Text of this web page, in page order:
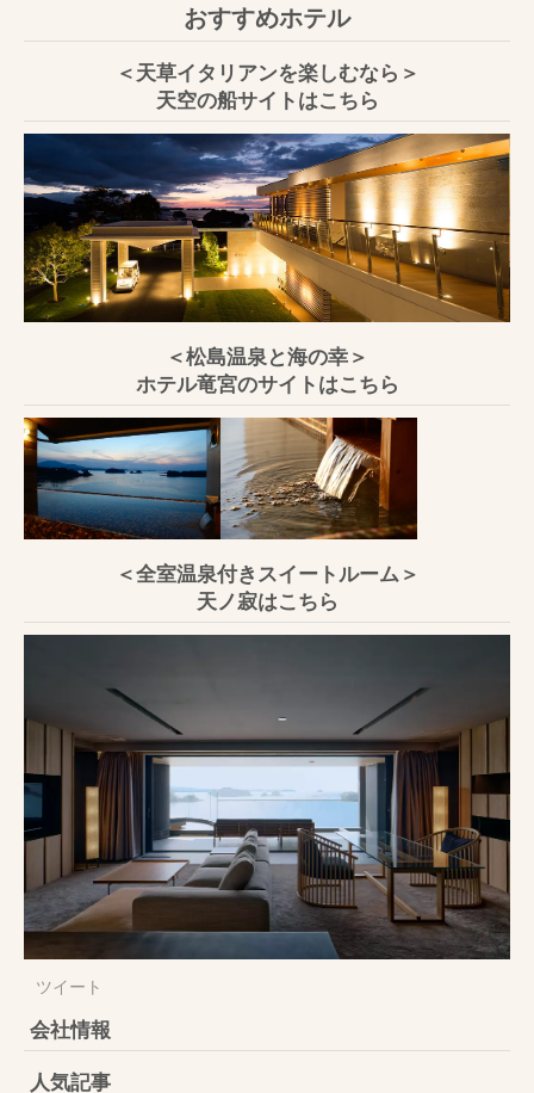
おすすめホテル
＜天草イタリアンを楽しむなら＞
天空の船サイトはこちら
＜松島温泉と海の幸＞
ホテル竜宮のサイトはこちら
＜全室温泉付きスイートルーム＞
天ノ寂はこちら
ツイート
会社情報
人気記事